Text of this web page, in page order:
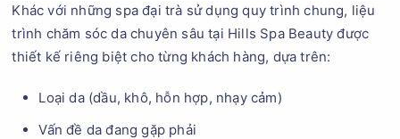
Khác với những spa đại trà sử dụng quy trình chung, liệu
trình chăm sóc da chuyên sâu tại Hills Spa Beauty được
thiết kế riêng biệt cho từng khách hàng, dựa trên:
Loại da (dầu, khô, hỗn hợp, nhạy cảm)
Vấn đề da đang gặp phải